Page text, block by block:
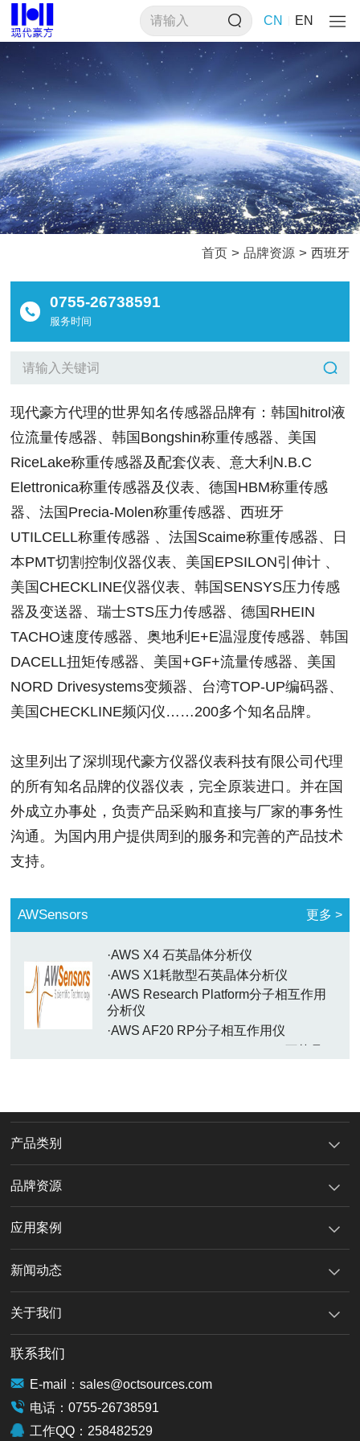
CN EN
首页 > 品牌资源 > 西班牙
0755-26738591
服务时间
现代豪方代理的世界知名传感器品牌有：韩国hitrol液
位流量传感器、韩国Bongshin称重传感器、美国
RiceLake称重传感器及配套仪表、意大利N.B.C
Elettronica称重传感器及仪表、德国HBM称重传感
器、法国Precia-Molen称重传感器、西班牙
UTILCELL称重传感器 、法国Scaime称重传感器、日
本PMT切割控制仪器仪表、美国EPSILON引伸计 、
美国CHECKLINE仪器仪表、韩国SENSYS压力传感
器及变送器、瑞士STS压力传感器、德国RHEIN
TACHO速度传感器、奥地利E+E温湿度传感器、韩国
DACELL扭矩传感器、美国+GF+流量传感器、美国
NORD Drivesystems变频器、台湾TOP-UP编码器、
美国CHECKLINE频闪仪……200多个知名品牌。
这里列出了深圳现代豪方仪器仪表科技有限公司代理
的所有知名品牌的仪器仪表，完全原装进口。并在国
外成立办事处，负责产品采购和直接与厂家的事务性
沟通。为国内用户提供周到的服务和完善的产品技术
支持。
AWSensors 更多 >
·AWS X4 石英晶体分析仪
·AWS X1耗散型石英晶体分析仪
·AWS Research Platform分子相互作用
分析仪
·AWS AF20 RP分子相互作用仪
产品类别
品牌资源
应用案例
新闻动态
关于我们
联系我们
E-mail：sales@octsources.com
电话：0755-26738591
工作QQ：258482529